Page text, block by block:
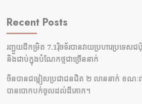
Recent Posts
រញ្ជួយដីកម្រិត​ 7.1រ៉ិចទ័របានវាយប្រហារប្រទេសជ
និង​ជាប់ក្នុងបំណែកថ្មជាច្រើននាក់
ចិនបានជម្លៀសប្រជាជនជិត ២ លាននាក់ ខណៈព្យុ
បានបោកបក់ចូលដល់ដីគោក។